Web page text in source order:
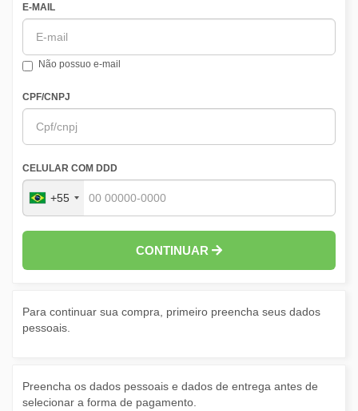
E-MAIL
Não possuo e-mail
CPF/CNPJ
CELULAR COM DDD
+55
CONTINUAR
Para continuar sua compra, primeiro preencha seus dados
pessoais.
Preencha os dados pessoais e dados de entrega antes de
selecionar a forma de pagamento.